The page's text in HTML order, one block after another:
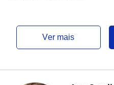
ver mais